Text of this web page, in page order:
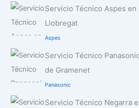
Servicio Técnico Aspes en
Llobregat
Aspes
Servicio Técnico
de Gramenet
Panasonic
Servicio Técnico Negarra